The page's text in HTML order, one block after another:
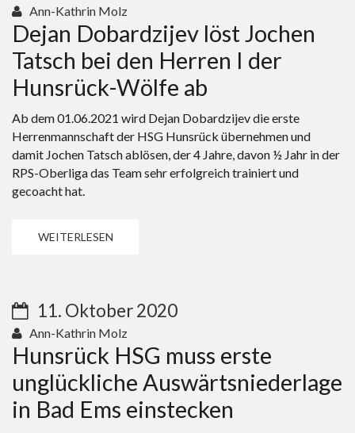
Ann-Kathrin Molz
Dejan Dobardzijev löst Jochen
Tatsch bei den Herren I der
Hunsrück-Wölfe ab
Ab dem 01.06.2021 wird Dejan Dobardzijev die erste
Herrenmannschaft der HSG Hunsrück übernehmen und
damit Jochen Tatsch ablösen, der 4 Jahre, davon ½ Jahr in der
RPS-Oberliga das Team sehr erfolgreich trainiert und
gecoacht hat.
WEITERLESEN
11. Oktober 2020
Ann-Kathrin Molz
Hunsrück HSG muss erste
unglückliche Auswärtsniederlage
in Bad Ems einstecken